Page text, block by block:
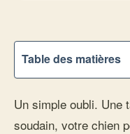
Table des matières
Un simple oubli. Une
soudain, votre chien